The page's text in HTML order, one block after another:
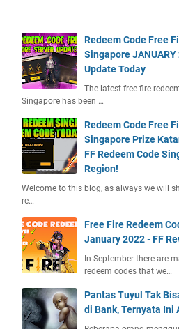
Redeem Code Free
Singapore JANUARY
Update Today
The latest free fire
Singapore has been …
Redeem Code Free
Singapore Prize
FF Redeem Code
Region!
Welcome to this blog, as always we will
re…
Free Fire Redeem
January 2022 - FF
In September there are
redeem codes that we…
Pantas Tuyul Tak
di Bank, Ternyata Ini